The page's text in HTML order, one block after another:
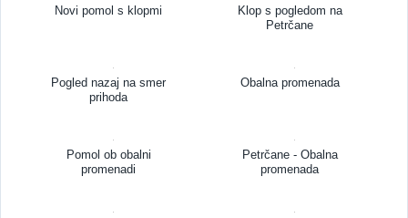
Novi pomol s klopmi
Klop s pogledom na
Petrčane
Pogled nazaj na smer
prihoda
Obalna promenada
Pomol ob obalni
promenadi
Petrčane - Obalna
promenada